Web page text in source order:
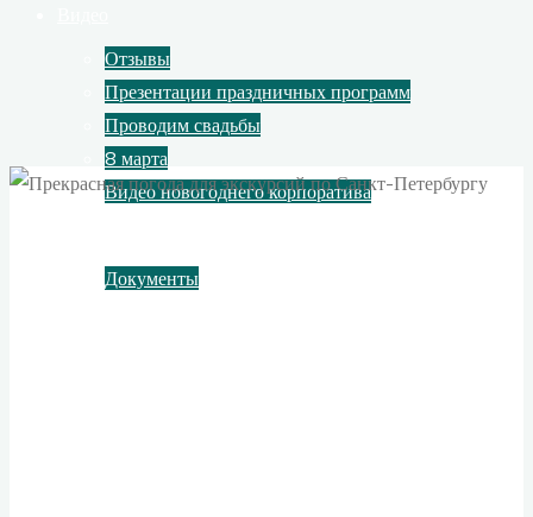
Отзывы
Презентации праздничных программ
Проводим свадьбы
8 марта
Видео новогоднего корпоратива
Документы